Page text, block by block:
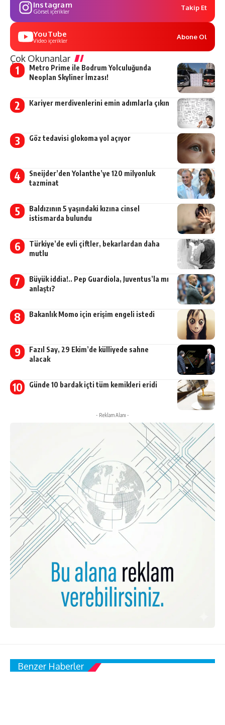
Instagram
Görsel içerikler Takip Et
YouTube
Video içerikler Abone Ol
Çok Okunanlar
Metro Prime ile Bodrum Yolculuğunda
Neoplan Skyliner İmzası!
Kariyer merdivenlerini emin adımlarla çıkın
Göz tedavisi glokoma yol açıyor
Sneijder’den Yolanthe’ye 120 milyonluk
tazminat
Baldızının 5 yaşındaki kızına cinsel
istismarda bulundu
Türkiye’de evli çiftler, bekarlardan daha
mutlu
Büyük iddia!.. Pep Guardiola, Juventus’la mı
anlaştı?
Bakanlık Momo için erişim engeli istedi
Fazıl Say, 29 Ekim’de külliyede sahne
alacak
Günde 10 bardak içti tüm kemikleri eridi
- Reklam Alanı -
Benzer Haberler